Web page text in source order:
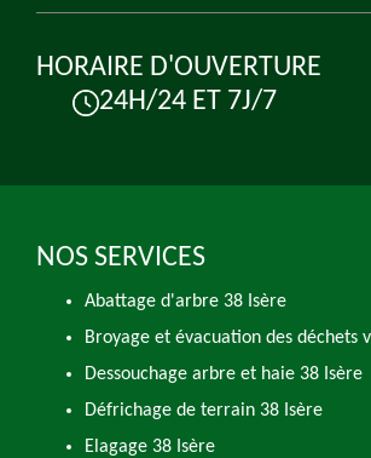
HORAIRE D'OUVERTURE
24H/24 ET 7J/7
NOS SERVICES
Abattage d'arbre 38 Isère
Broyage et évacuation des déchets
Dessouchage arbre et haie 38 Isère
Défrichage de terrain 38 Isère
Elagage 38 Isère